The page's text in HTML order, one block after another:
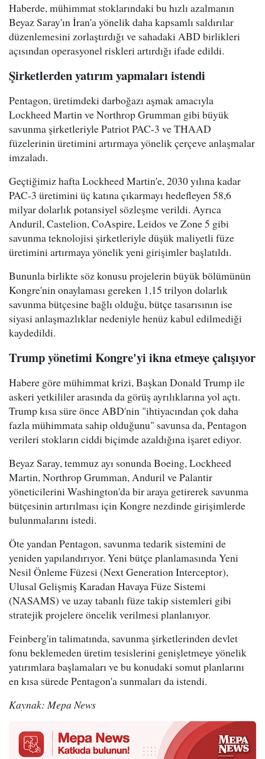
Haberde, mühimmat stoklarındaki bu hızlı azalmanın
Beyaz Saray'ın İran'a yönelik daha kapsamlı saldırılar
düzenlemesini zorlaştırdığı ve sahadaki ABD birlikleri
açısından operasyonel riskleri artırdığı ifade edildi.
Şirketlerden yatırım yapmaları istendi
Pentagon, üretimdeki darboğazı aşmak amacıyla
Lockheed Martin ve Northrop Grumman gibi büyük
savunma şirketleriyle Patriot PAC-3 ve THAAD
füzelerinin üretimini artırmaya yönelik çerçeve anlaşmalar
imzaladı.
Geçtiğimiz hafta Lockheed Martin'e, 2030 yılına kadar
PAC-3 üretimini üç katına çıkarmayı hedefleyen 58,6
milyar dolarlık potansiyel sözleşme verildi. Ayrıca
Anduril, Castelion, CoAspire, Leidos ve Zone 5 gibi
savunma teknolojisi şirketleriyle düşük maliyetli füze
üretimini artırmaya yönelik yeni girişimler başlatıldı.
Bununla birlikte söz konusu projelerin büyük bölümünün
Kongre'nin onaylaması gereken 1,15 trilyon dolarlık
savunma bütçesine bağlı olduğu, bütçe tasarısının ise
siyasi anlaşmazlıklar nedeniyle henüz kabul edilmediği
kaydedildi.
Trump yönetimi Kongre'yi ikna etmeye çalışıyor
Habere göre mühimmat krizi, Başkan Donald Trump ile
askeri yetkililer arasında da görüş ayrılıklarına yol açtı.
Trump kısa süre önce ABD'nin "ihtiyacından çok daha
fazla mühimmata sahip olduğunu" savunsa da, Pentagon
verileri stokların ciddi biçimde azaldığına işaret ediyor.
Beyaz Saray, temmuz ayı sonunda Boeing, Lockheed
Martin, Northrop Grumman, Anduril ve Palantir
yöneticilerini Washington'da bir araya getirerek savunma
bütçesinin artırılması için Kongre nezdinde girişimlerde
bulunmalarını istedi.
Öte yandan Pentagon, savunma tedarik sistemini de
yeniden yapılandırıyor. Yeni bütçe planlamasında Yeni
Nesil Önleme Füzesi (Next Generation Interceptor),
Ulusal Gelişmiş Karadan Havaya Füze Sistemi
(NASAMS) ve uzay tabanlı füze takip sistemleri gibi
stratejik projelere öncelik verilmesi planlanıyor.
Feinberg'in talimatında, savunma şirketlerinden devlet
fonu beklemeden üretim tesislerini genişletmeye yönelik
yatırımlara başlamaları ve bu konudaki somut planlarını
en kısa sürede Pentagon'a sunmaları da istendi.
Kaynak: Mepa News